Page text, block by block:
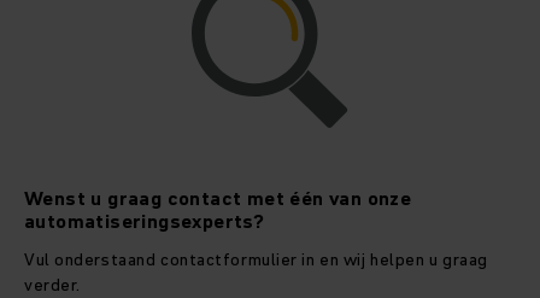
Wenst u graag contact met één van onze
automatiseringsexperts?
Vul onderstaand contactformulier in en wij helpen u graag
verder.